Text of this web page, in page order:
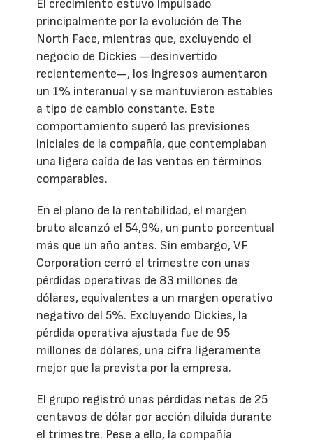
El crecimiento estuvo impulsado
principalmente por la evolución de The
North Face, mientras que, excluyendo el
negocio de Dickies —desinvertido
recientemente—, los ingresos aumentaron
un 1% interanual y se mantuvieron estables
a tipo de cambio constante. Este
comportamiento superó las previsiones
iniciales de la compañía, que contemplaban
una ligera caída de las ventas en términos
comparables.
En el plano de la rentabilidad, el margen
bruto alcanzó el 54,9%, un punto porcentual
más que un año antes. Sin embargo, VF
Corporation cerró el trimestre con unas
pérdidas operativas de 83 millones de
dólares, equivalentes a un margen operativo
negativo del 5%. Excluyendo Dickies, la
pérdida operativa ajustada fue de 95
millones de dólares, una cifra ligeramente
mejor que la prevista por la empresa.
El grupo registró unas pérdidas netas de 25
centavos de dólar por acción diluida durante
el trimestre. Pese a ello, la compañía